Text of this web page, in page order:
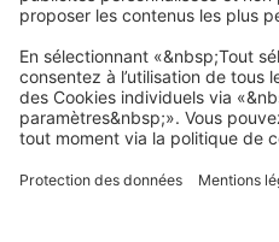
Presse
Emplois & carrière
Protection de l'environnement
Expédition
Réclamation
Tutoriels Photoshop
Tutoriels InDesign
Polices & Fonts gratuits
Modes de paiement